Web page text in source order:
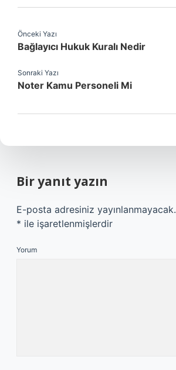
Önceki Yazı
Bağlayıcı Hukuk Kuralı Nedir
Sonraki Yazı
Noter Kamu Personeli Mi
Bir yanıt yazın
E-posta adresiniz yayınlanmayacak.
* ile işaretlenmişlerdir
Yorum